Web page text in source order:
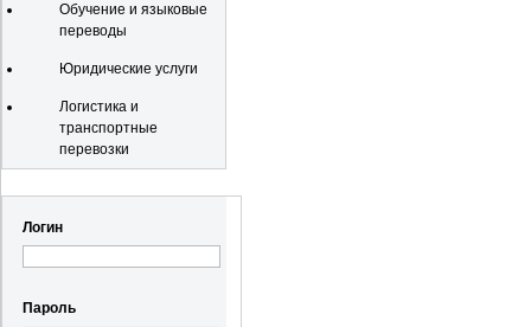
Обучение и языковые
переводы
Юридические услуги
Логистика и
транспортные
перевозки
Логин
Пароль